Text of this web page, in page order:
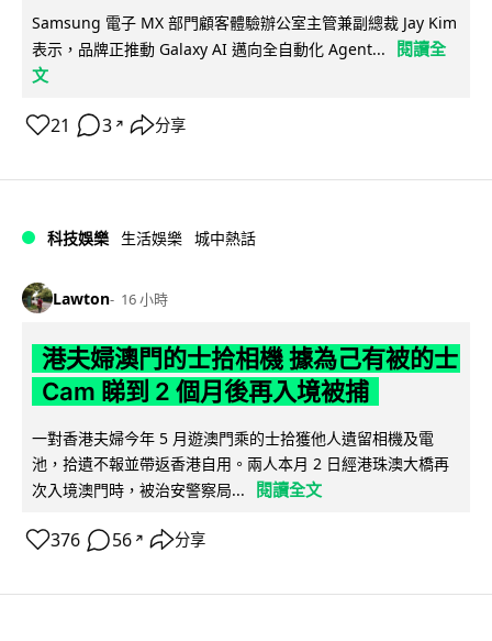
Samsung 電子 MX 部門顧客體驗辦公室主管兼副總裁 Jay Kim
表示，品牌正推動 Galaxy AI 邁向全自動化 Agent...
閱讀全
文
21 3 ↗ 分享
科技娛樂 生活娛樂 城中熱話
Lawton 16 小時
港夫婦澳門的士拾相機 據為己有被的士
Cam 睇到 2 個月後再入境被捕
一對香港夫婦今年 5 月遊澳門乘的士拾獲他人遺留相機及電
池，拾遺不報並帶返香港自用。兩人本月 2 日經港珠澳大橋再
次入境澳門時，被治安警察局...
閱讀全文
376 56 ↗ 分享